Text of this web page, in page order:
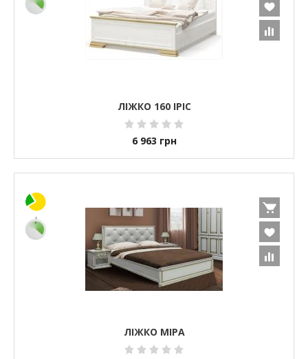
ЛІЖКО 160 ІРІС
6 963 грн
ЛІЖКО МІРА